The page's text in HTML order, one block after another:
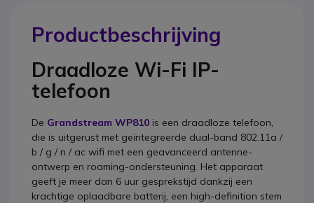
Productbeschrijving
Draadloze Wi-Fi IP-
telefoon
De Grandstream WP810 is een draadloze telefoon,
die is uitgerust met geïntegreerde dual-band 802.11a /
b / g / n / ac wifi met een geavanceerd antenne-
ontwerp en roaming-ondersteuning. Het apparaat
geeft je meer dan 6 uur gesprekstijd dankzij een
krachtige oplaadbare batterij, een high-definition stem